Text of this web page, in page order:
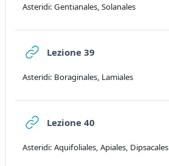
Asteridi: Gentianales, Solanales
Lezione 39
Asteridi: Boraginales, Lamiales
Lezione 40
Asteridi: Aquifoliales, Apiales, Dipsacales